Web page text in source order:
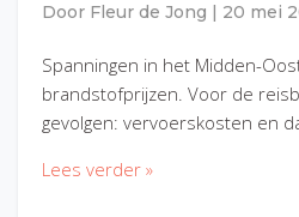
Door Fleur de Jong 20 mei
Spanningen in het Midden-
brandstofprijzen. Voor de
gevolgen: vervoerskosten en
Lees verder »